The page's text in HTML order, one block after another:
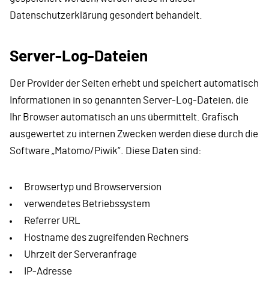
Datenschutzerklärung gesondert behandelt.
Server-Log-Dateien
Der Provider der Seiten erhebt und speichert automatisch
Informationen in so genannten Server-Log-Dateien, die
Ihr Browser automatisch an uns übermittelt. Grafisch
ausgewertet zu internen Zwecken werden diese durch die
Software „Matomo/Piwik“. Diese Daten sind:
Browsertyp und Browserversion
verwendetes Betriebssystem
Referrer URL
Hostname des zugreifenden Rechners
Uhrzeit der Serveranfrage
IP-Adresse